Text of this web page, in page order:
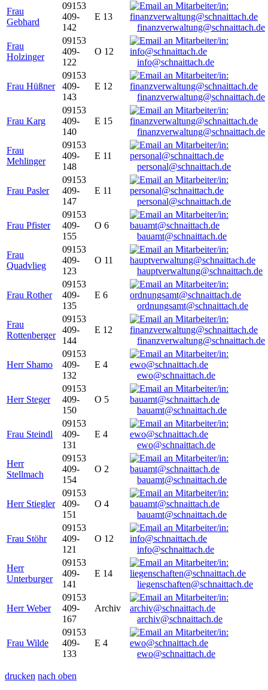
Frau
Gebhard
09153
409-
142
E 13
finanzverwaltung@schnaittach.de
Frau
Holzinger
09153
409-
122
O 12
info@schnaittach.de
Frau Hüßner
09153
409-
143
E 12
finanzverwaltung@schnaittach.de
Frau Karg
09153
409-
140
E 15
finanzverwaltung@schnaittach.de
Frau
Mehlinger
09153
409-
148
E 11
personal@schnaittach.de
Frau Pasler
09153
409-
147
E 11
personal@schnaittach.de
Frau Pfister
09153
409-
155
O 6
bauamt@schnaittach.de
Frau
Quadvlieg
09153
409-
123
O 11
hauptverwaltung@schnaittach.de
Frau Rother
09153
409-
135
E 6
ordnungsamt@schnaittach.de
Frau
Rottenberger
09153
409-
144
E 12
finanzverwaltung@schnaittach.de
Herr Shamo
09153
409-
132
E 4
ewo@schnaittach.de
Herr Steger
09153
409-
150
O 5
bauamt@schnaittach.de
Frau Steindl
09153
409-
131
E 4
ewo@schnaittach.de
Herr
Stellmach
09153
409-
154
O 2
bauamt@schnaittach.de
Herr Stiegler
09153
409-
151
O 4
bauamt@schnaittach.de
Frau Stöhr
09153
409-
121
O 12
info@schnaittach.de
Herr
Unterburger
09153
409-
141
E 14
liegenschaften@schnaittach.de
Herr Weber
09153
409-
167
Archiv
archiv@schnaittach.de
Frau Wilde
09153
409-
133
E 4
ewo@schnaittach.de
drucken nach oben